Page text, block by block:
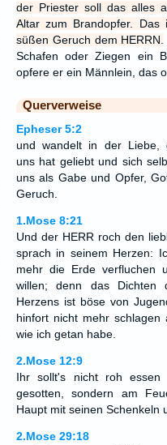
der Priester soll das alles
Altar zum Brandopfer. Das
süßen Geruch dem HERRN.
Schafen oder Ziegen ein
opfere er ein Männlein, das
Querverweise
Epheser 5:2
und wandelt in der Liebe,
uns hat geliebt und sich
uns als Gabe und Opfer,
Geruch.
1.Mose 8:21
Und der HERR roch den
sprach in seinem Herzen:
mehr die Erde verfluchen
willen; denn das Dichten
Herzens ist böse von
hinfort nicht mehr schlagen
wie ich getan habe.
2.Mose 12:9
Ihr sollt's nicht roh essen
gesotten, sondern am
Haupt mit seinen Schenkeln
2.Mose 29:18